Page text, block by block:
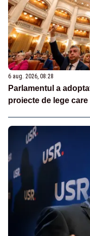
6 aug. 2026, 08:28
Parlamentul a
proiecte de lege